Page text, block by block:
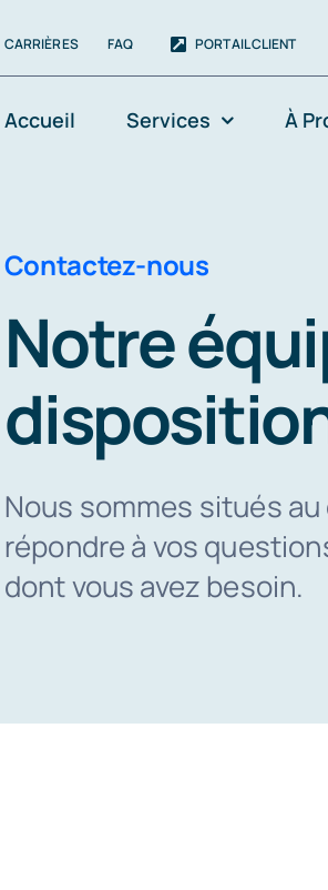
CARRIÈRES FAQ PORTAIL CLIENT
Accueil Services À
Contactez-nous
Notre
Nous sommes situés
répondre à vos
dont vous avez besoin.